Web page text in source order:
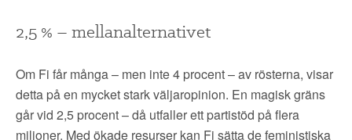
2,5 % – mellanalternativet
Om Fi får många – men inte 4 procent – av rösterna, visar
detta på en mycket stark väljaropinion. En magisk gräns
går vid 2,5 procent – då utfaller ett partistöd på flera
miljoner. Med ökade resurser kan Fi sätta de feministiska